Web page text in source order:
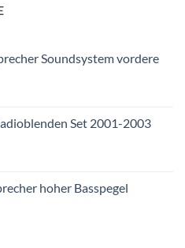
Soundsystem vordere
Set 2001-2003
hoher Basspegel